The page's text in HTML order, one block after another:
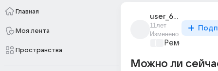
Главная
Моя лента
Пространства
user_65527447
11лет
Изменено
Ремонт и
Можно ли